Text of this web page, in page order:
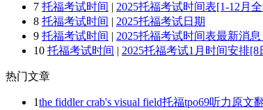
7 托福考试时间 | 2025托福考试时间表[1-12月
8 托福考试时间 | 2025托福考试日期
9 托福考试时间 | 2025托福考试时间表最新消息
10 托福考试时间 | 2025托福考试1月时间安排[8
热门文章
1the fiddler crab's visual field托福tpo69听力原文